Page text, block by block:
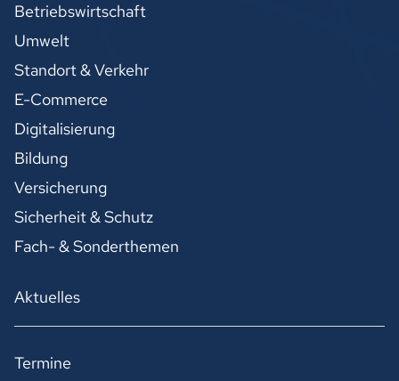
Betriebswirtschaft
Umwelt
Standort & Verkehr
E-Commerce
Digitalisierung
Bildung
Versicherung
Sicherheit & Schutz
Fach- & Sonderthemen
Aktuelles
Termine